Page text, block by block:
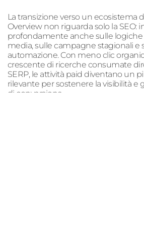
La transizione verso un ecosistema
Overview non riguarda solo la SEO:
profondamente anche sulle
media, sulle campagne stagionali e
automazione. Con meno clic
crescente di ricerche consumate
SERP, le attività paid diventano un
rilevante per sostenere la visibilità e
di conversione.